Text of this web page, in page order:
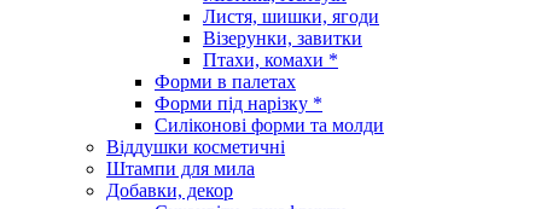
Листя, шишки, ягоди
Візерунки, завитки
Птахи, комахи *
Форми в палетах
Форми під нарізку *
Силіконові форми та молди
Віддушки косметичні
Штампи для мила
Добавки, декор